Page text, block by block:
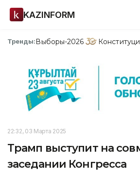
KAZINFORM
Тренды:Выборы-2026
22:32, 03 Марта 2025
Трамп выступит на
заседании Конгресса